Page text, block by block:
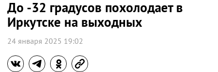
До -32 градусов похолодает в
Иркутске на выходных
24 января 2025 19:02